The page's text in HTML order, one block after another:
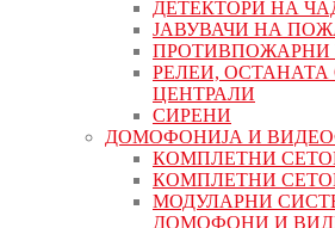
ДЕТЕКТОРИ НА
ЈАВУВАЧИ НА
ПРОТИВПОЖАРНИ
РЕЛЕИ,
ЦЕНТРАЛИ
СИРЕНИ
ДОМОФОНИЈА И
КОМПЛЕТНИ
КОМПЛЕТНИ
МОДУЛАРНИ
ДОМОФОНИ И